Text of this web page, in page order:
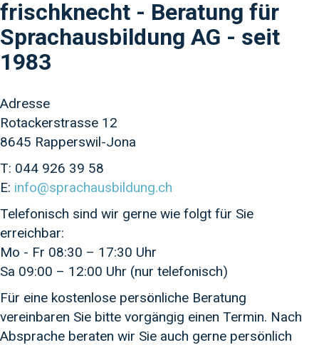
frischknecht - Beratung für
Sprachausbildung AG - seit
1983
Adresse
Rotackerstrasse 12
8645 Rapperswil-Jona
T: 044 926 39 58
E: info@sprachausbildung.ch
Telefonisch sind wir gerne wie folgt für Sie
erreichbar:
Mo - Fr 08:30 – 17:30 Uhr
Sa 09:00 – 12:00 Uhr (nur telefonisch)
Für eine kostenlose persönliche Beratung
vereinbaren Sie bitte vorgängig einen Termin. Nach
Absprache beraten wir Sie auch gerne persönlich